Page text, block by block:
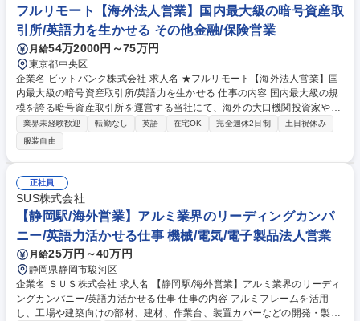
フルリモート【海外法人営業】国内最大級の暗号資産取
引所/英語力を生かせる その他金融/保険営業
月給54万2000円～75万円
東京都中央区
企業名 ビットバンク株式会社 求人名 ★フルリモート【海外法人営業】国
内最大級の暗号資産取引所/英語力を生かせる 仕事の内容 国内最大級の規
模を誇る暗号資産取引所を運営する当社にて、海外の大口機関投資家やト
レーダーの新規開拓および深耕営業を担当。英語力を活かしてパートナー
シップを構築し、市場流動性の向上に貢献する役割です。 【具体的には】
■海外法人・トレーダーの新規開拓および関係構築 ■海外顧客のKYC実施
■営業戦略および認知施策の立案・推進 ■パートナーシップの提案 ■社内各
部署との連携 【仕事の魅力】Web3の最前線で英語力を活かし国際ビジネ
スを推進。フルリモートで裁量が大きく、IPO視野の拡大期に貢献できま
す。 募集職種 ★フルリモート【海外法人営業】国内最大級の暗号資産取
引所/英語力を生かせる
業界未経験歓迎 転勤なし 英語 在宅OK 完全週休2日制
土日祝休み
服装自由
正社員
SUS株式会社
【静岡駅/海外営業】アルミ業界のリーディングカンパ
ニー/英語力活かせる仕事 機械/電気/電子製品法人営業
月給25万円～40万円
静岡県静岡市駿河区
企業名 ＳＵＳ株式会社 求人名 【静岡駅/海外営業】アルミ業界のリーディ
ングカンパニー/英語力活かせる仕事 仕事の内容 アルミフレームを活用
し、工場や建築向けの部材、建材、作業台、装置カバーなどの開発・製